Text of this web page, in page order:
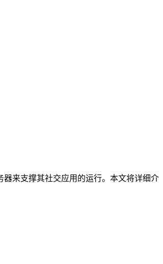
来支撑其社交应用的运行。本文将详细介